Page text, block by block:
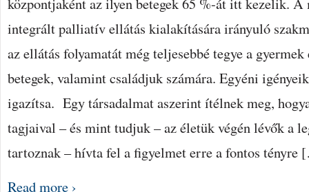
integrált palliatív ellátás kialakítására irányuló
az ellátás folyamatát még teljesebbé tegye a
betegek, valamint családjuk számára. Egyéni
igazítsa. Egy társadalmat aszerint ítélnek meg,
tagjaival – és mint tudjuk – az életük végén lévők a
tartoznak – hívta fel a figyelmet erre a fontos
Read more ›